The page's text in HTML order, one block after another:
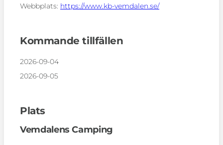
Webbplats: https://www.kb-vemdalen.se/
Kommande tillfällen
2026-09-04
2026-09-05
Plats
Vemdalens Camping